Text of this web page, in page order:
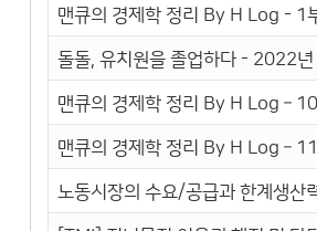
맨큐의 경제학 정리 By H Log - 1
돌돌, 유치원을 졸업하다 - 2022
맨큐의 경제학 정리 By H Log –
맨큐의 경제학 정리 By H Log –
노동시장의 수요/공급과 한계생산